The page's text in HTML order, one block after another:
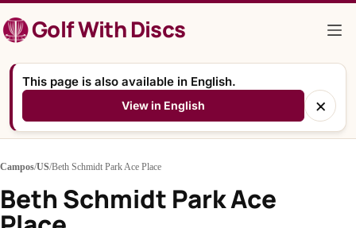
al
contenidoGolf With Discs
This page is also available in English.
View in English ×
Campos/US/Beth Schmidt Park Ace Place
Beth Schmidt Park Ace